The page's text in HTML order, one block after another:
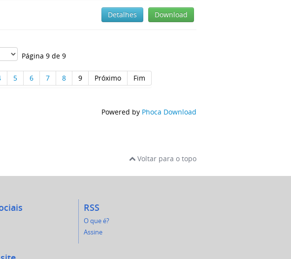
Download
Detalhes
Página 9 de 9
5 6 7 8 9 Próximo Fim
Powered by Phoca Download
Voltar para o topo
RSS
O que é?
Assine